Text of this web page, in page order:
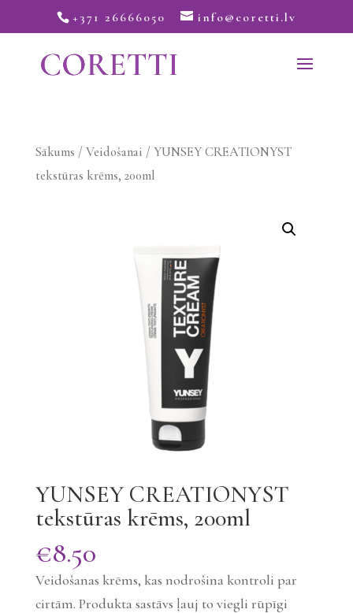
+371 26666050 info@coretti.lv
Sākums / Veidošanai / YUNSEY CREATIONYST
tekstūras krēms, 200ml
YUNSEY CREATIONYST
tekstūras krēms, 200ml
€8.50
Veidošanas krēms, kas nodrošina kontroli par
cirtām. Produkta sastāvs ļauj to viegli rūpīgi